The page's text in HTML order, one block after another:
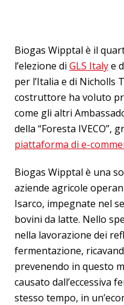
Biogas Wipptal è il
l’elezione di GLS Italye
per l’Italia e di Nicholls
costruttore ha voluto
come gli altri
della “Foresta IVECO”,
piattaforma di e-
Biogas Wipptal è una
aziende agricole
Isarco, impegnate nel
bovini da latte. Nello
nella lavorazione dei
fermentazione,
prevenendo in questo
causato dall’eccessiva
stesso tempo, in